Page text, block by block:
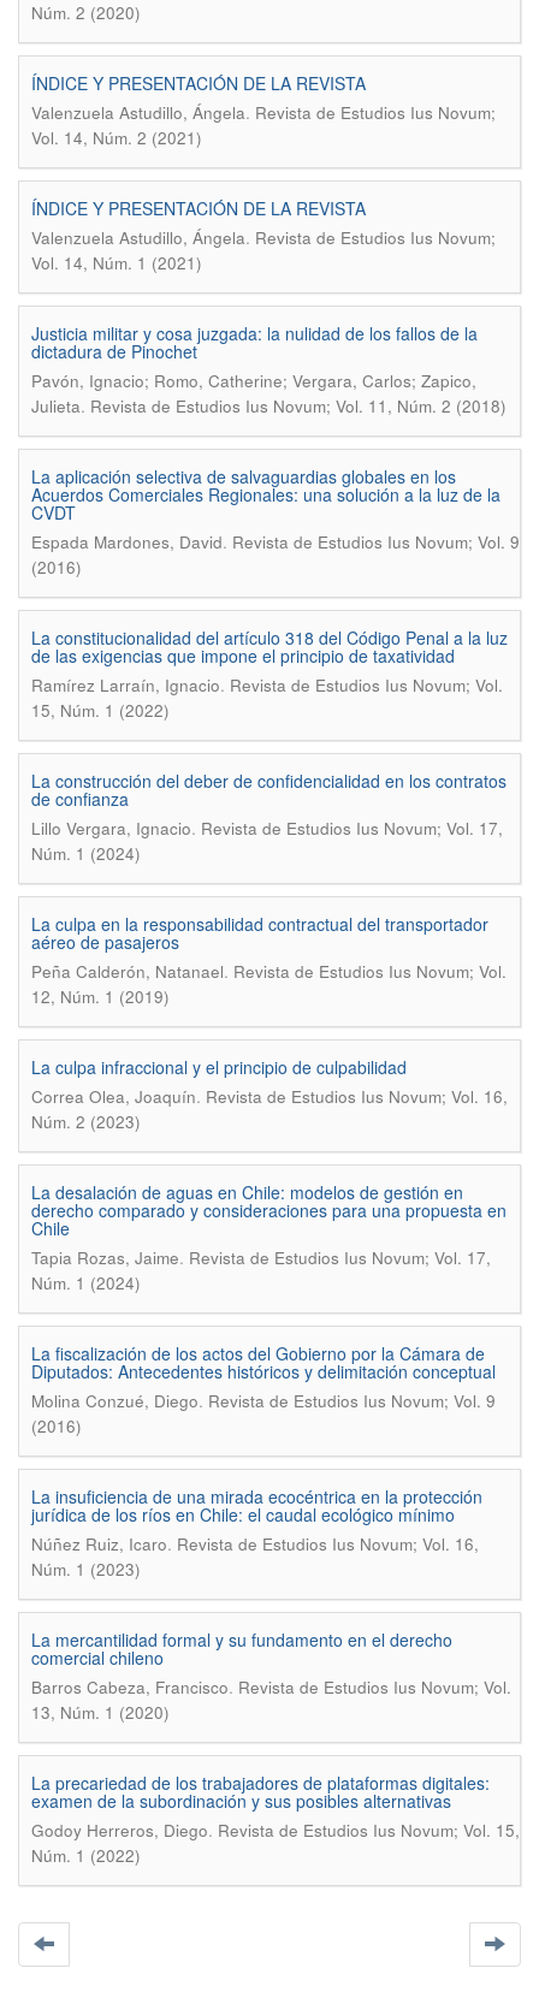
Núm. 2 (2020)
ÍNDICE Y PRESENTACIÓN DE LA REVISTA
Valenzuela Astudillo, Ángela. Revista de Estudios Ius Novum;
Vol. 14, Núm. 2 (2021)
ÍNDICE Y PRESENTACIÓN DE LA REVISTA
Valenzuela Astudillo, Ángela. Revista de Estudios Ius Novum;
Vol. 14, Núm. 1 (2021)
Justicia militar y cosa juzgada: la nulidad de los fallos de la
dictadura de Pinochet
Pavón, Ignacio; Romo, Catherine; Vergara, Carlos; Zapico,
Julieta. Revista de Estudios Ius Novum; Vol. 11, Núm. 2 (2018)
La aplicación selectiva de salvaguardias globales en los
Acuerdos Comerciales Regionales: una solución a la luz de la
CVDT
Espada Mardones, David. Revista de Estudios Ius Novum; Vol. 9
(2016)
La constitucionalidad del artículo 318 del Código Penal a la luz
de las exigencias que impone el principio de taxatividad
Ramírez Larraín, Ignacio. Revista de Estudios Ius Novum; Vol.
15, Núm. 1 (2022)
La construcción del deber de confidencialidad en los contratos
de confianza
Lillo Vergara, Ignacio. Revista de Estudios Ius Novum; Vol. 17,
Núm. 1 (2024)
La culpa en la responsabilidad contractual del transportador
aéreo de pasajeros
Peña Calderón, Natanael. Revista de Estudios Ius Novum; Vol.
12, Núm. 1 (2019)
La culpa infraccional y el principio de culpabilidad
Correa Olea, Joaquín. Revista de Estudios Ius Novum; Vol. 16,
Núm. 2 (2023)
La desalación de aguas en Chile: modelos de gestión en
derecho comparado y consideraciones para una propuesta en
Chile
Tapia Rozas, Jaime. Revista de Estudios Ius Novum; Vol. 17,
Núm. 1 (2024)
La fiscalización de los actos del Gobierno por la Cámara de
Diputados: Antecedentes históricos y delimitación conceptual
Molina Conzué, Diego. Revista de Estudios Ius Novum; Vol. 9
(2016)
La insuficiencia de una mirada ecocéntrica en la protección
jurídica de los ríos en Chile: el caudal ecológico mínimo
Núñez Ruiz, Icaro. Revista de Estudios Ius Novum; Vol. 16,
Núm. 1 (2023)
La mercantilidad formal y su fundamento en el derecho
comercial chileno
Barros Cabeza, Francisco. Revista de Estudios Ius Novum; Vol.
13, Núm. 1 (2020)
La precariedad de los trabajadores de plataformas digitales:
examen de la subordinación y sus posibles alternativas
Godoy Herreros, Diego. Revista de Estudios Ius Novum; Vol. 15,
Núm. 1 (2022)